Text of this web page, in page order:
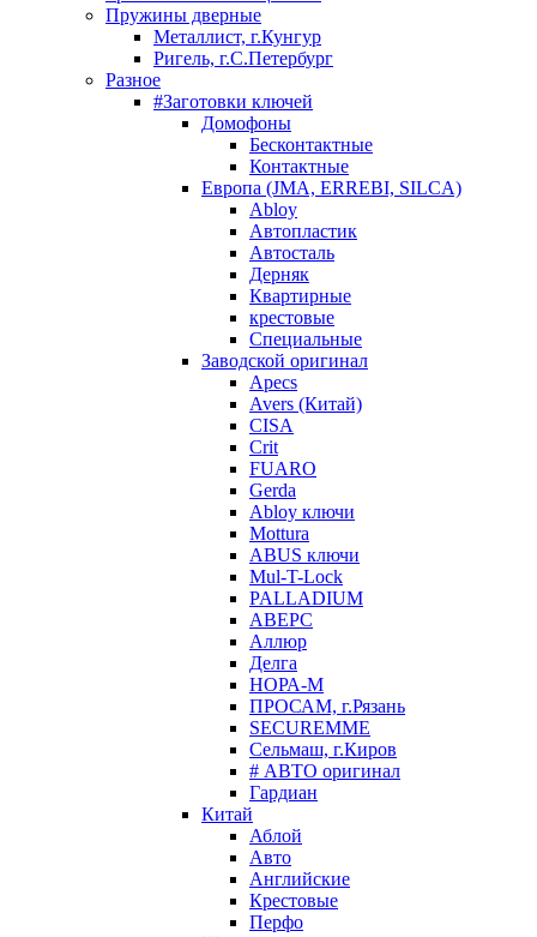
Пружины дверные
Металлист, г.Кунгур
Ригель, г.С.Петербург
Разное
#Заготовки ключей
Домофоны
Бесконтактные
Контактные
Европа (JMA, ERREBI, SILCA)
Abloy
Автопластик
Автосталь
Дерняк
Квартирные
крестовые
Специальные
Заводской оригинал
Apecs
Avers (Китай)
CISA
Crit
FUARO
Gerda
Abloy ключи
Mottura
ABUS ключи
Mul-T-Lock
PALLADIUM
АВЕРС
Аллюр
Делга
НОРА-М
ПРОСАМ, г.Рязань
SECUREMME
Сельмаш, г.Киров
# АВТО оригинал
Гардиан
Китай
Аблой
Авто
Английские
Крестовые
Перфо